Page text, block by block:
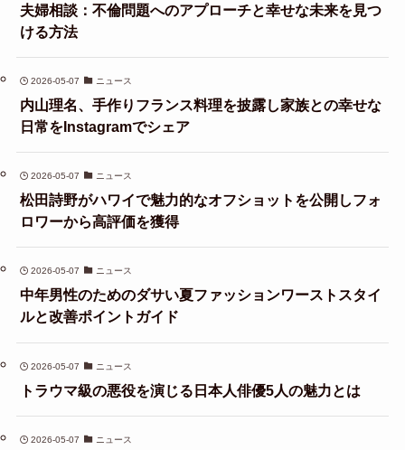
夫婦相談：不倫問題へのアプローチと幸せな未来を見つ
ける方法
2026-05-07 ニュース
内山理名、手作りフランス料理を披露し家族との幸せな
日常をInstagramでシェア
2026-05-07 ニュース
松田詩野がハワイで魅力的なオフショットを公開しフォ
ロワーから高評価を獲得
2026-05-07 ニュース
中年男性のためのダサい夏ファッションワーストスタイ
ルと改善ポイントガイド
2026-05-07 ニュース
トラウマ級の悪役を演じる日本人俳優5人の魅力とは
2026-05-07 ニュース